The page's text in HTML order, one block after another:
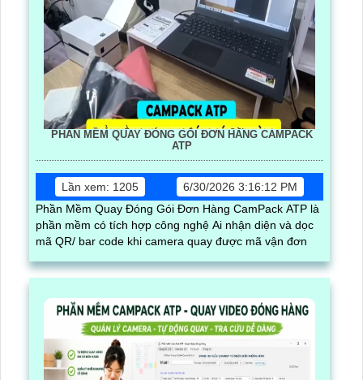
PHẦN MỀM QUAY ĐÓNG GÓI ĐƠN HÀNG CAMPACK
ATP
Lần xem: 1205
6/30/2026 3:16:12 PM
Phần Mềm Quay Đóng Gói Đơn Hàng CamPack ATP là
phần mềm có tích hợp công nghệ Ai nhận diện và dọc
mã QR/ bar code khi camera quay được mã vận đơn